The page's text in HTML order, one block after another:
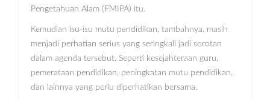
Pengetahuan Alam (FMIPA) itu.
Kemudian isu-isu mutu pendidikan, tambahnya, masih
menjadi perhatian serius yang seringkali jadi sorotan
dalam agenda tersebut. Seperti kesejahteraan guru,
pemerataan pendidikan, peningkatan mutu pendidikan,
dan lainnya yang perlu diperhatikan bersama.